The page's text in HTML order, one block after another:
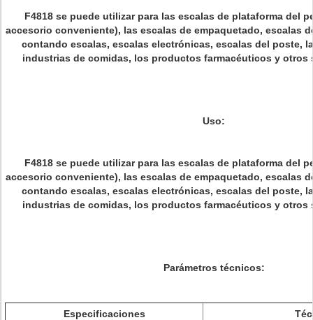
F4818 se puede utilizar para las escalas de plataforma del
accesorio conveniente), las escalas de empaquetado, escalas
contando escalas, escalas electrónicas, escalas del poste,
industrias de comidas, los productos farmacéuticos y otros
Uso:
F4818 se puede utilizar para las escalas de plataforma del
accesorio conveniente), las escalas de empaquetado, escalas
contando escalas, escalas electrónicas, escalas del poste,
industrias de comidas, los productos farmacéuticos y otros
Parámetros técnicos:
Especificaciones